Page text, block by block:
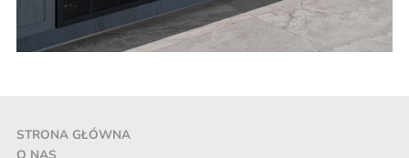
STRONA GŁÓWNA
O NAS